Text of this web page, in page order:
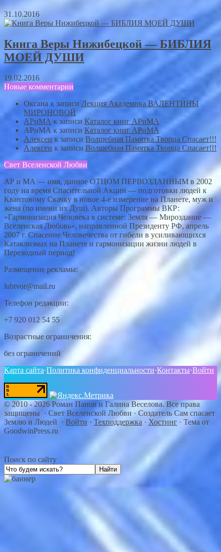
31.10.2016
Книга Веры Нижибецкой — БИБЛИЯ
МОЕЙ ДУШИ
19.02.2016
Новые комментарии
Оксана к записи Лекция Академика ВАЛЕНТИНЫ
МИРОНОВОЙ
АРиМА к записи Каталог книг АРиМА
АРиМА к записи Каталог книг АРиМА
Алексеи к записи Волшебная Памятка Творца Спасает!!!
Алексеи к записи Волшебная Памятка Творца Спасает!!!
Свет Вселенской Любви
АР и МА — имя, данное ОТЦОМ ПЕРВОЗДАННЫМ в 2002
году на время Спасительной Акции — подготовки людей к
Квантовому Скачку в новое 4-е измерение на Планете, муж и
жена (по имени их Душ). Авторы Программы ВКР:
«Гармонизация Человека в системе: Земля — Мироздание —
Вселенская Любовь», направленной Президенту РФ, апрель
2007 г. Спасение Человечества от гибели в усиливающихся
Катаклизмах на Планете и гармонизации жизни людей в
Переходный период!
Размещение рекламы:
lubtvor@mail.ru
Телефон редакции:
+7 920 012 54 55
Возрастные ограничения:
без ограничений
Карта сайта·Политика конфиденциальности·Контакты·Войти
© 2010 - 2026 Роман Панов и Галина Веселова. Все права
защищены · Свет Вселенской Любви ·Создатель Сам спасает
Землю и Людей · Войти · Техподдержка · Хостинг · Тема от
GoodwinPress.ru
Поиск по сайту